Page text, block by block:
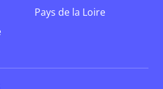
Pays de la Loire